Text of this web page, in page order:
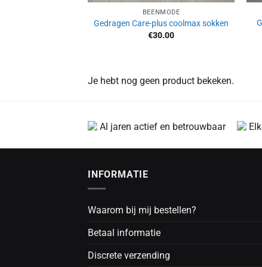
BEENMODE
Gedragen Care-plus coolmax sokken
€30.00
Je hebt nog geen product bekeken.
Al jaren actief en betrouwbaar
INFORMATIE
Waarom bij mij bestellen?
Betaal informatie
Discrete verzending